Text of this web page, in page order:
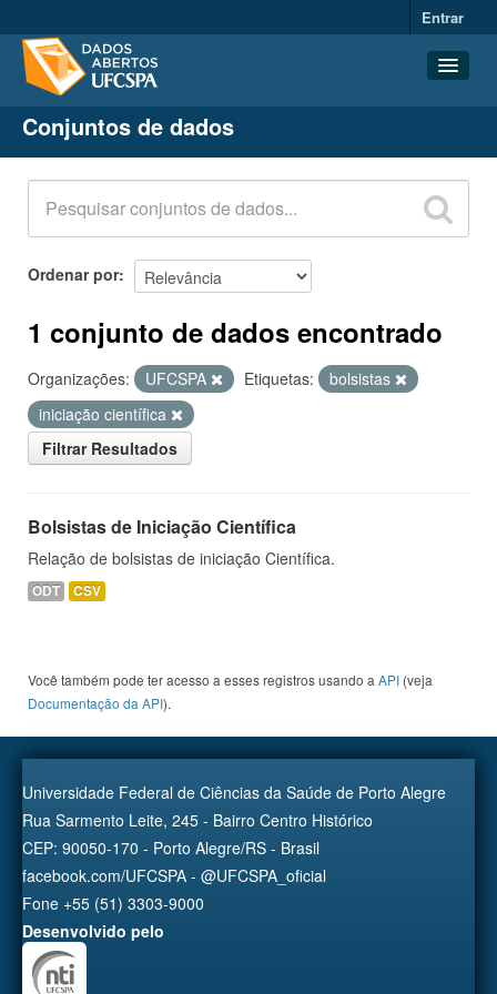
Entrar
Conjuntos de dados
Organizações
Grupos
Sobre
Conjuntos de dados
Ordenar por
1 conjunto de dados encontrado
Organizações: UFCSPA Etiquetas:
bolsistas
iniciação científica
Filtrar Resultados
Bolsistas de Iniciação Científica
Relação de bolsistas de iniciação Científica.
ODT CSV
Você também pode ter acesso a esses registros usando a API (veja
Documentação da API).
Universidade Federal de Ciências da Saúde de Porto Alegre
Rua Sarmento Leite, 245 - Bairro Centro Histórico
CEP: 90050-170 - Porto Alegre/RS - Brasil
facebook.com/UFCSPA - @UFCSPA_oficial
Fone +55 (51) 3303-9000
Desenvolvido pelo